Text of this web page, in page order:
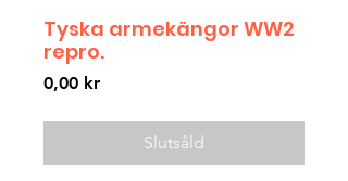
Tyska armekängor WW2
repro.
0,00 krPris
Slutsåld